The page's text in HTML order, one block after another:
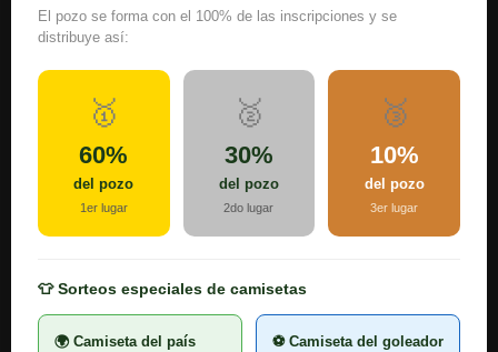
El pozo se forma con el 100% de las inscripciones y se
distribuye así:
🥇
60%
del pozo
1er lugar
🥈
30%
del pozo
2do lugar
🥉
10%
del pozo
3er lugar
👕 Sorteos especiales de camisetas
🌍 Camiseta del país
⚽ Camiseta del goleador